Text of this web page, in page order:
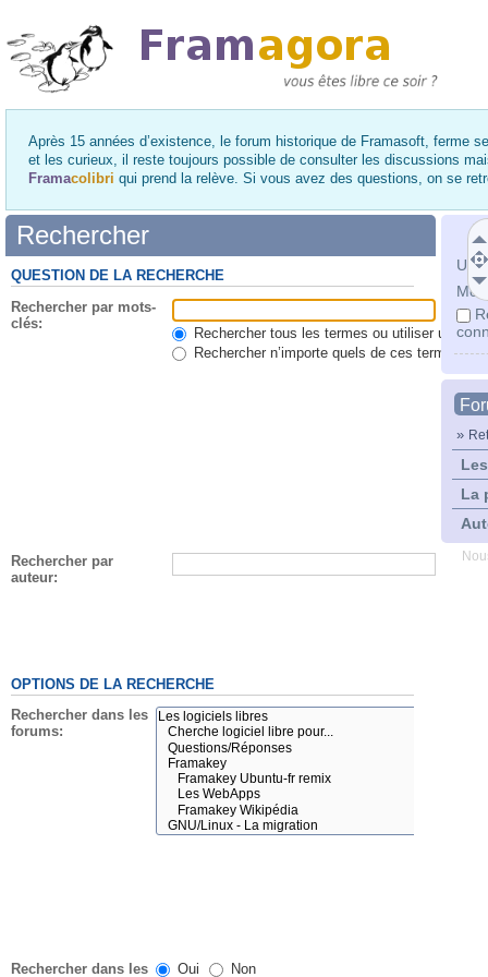
Après 15 années d’existence, le forum historique de Framasoft, ferme
et les curieux, il reste toujours possible de consulter les discussions
Framacolibri qui prend la relève. Si vous avez des questions, on se
Mot
»
La
Rechercher
QUESTION DE LA RECHERCHE
Rechercher par mots-
clés:
Rechercher tous les termes ou utiliser une
Rechercher n’importe quels de ces termes
Rechercher par
auteur:
OPTIONS DE LA RECHERCHE
Rechercher dans les
forums:
Rechercher dans les Oui Non